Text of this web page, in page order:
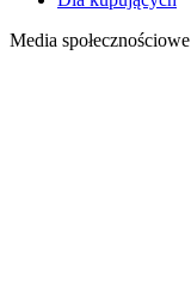
Media społecznościowe